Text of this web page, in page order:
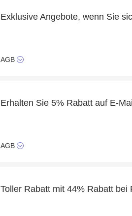
AGB
Erhalten Sie 5% Rabatt auf E-
AGB
Toller Rabatt mit 44% Rabatt bei